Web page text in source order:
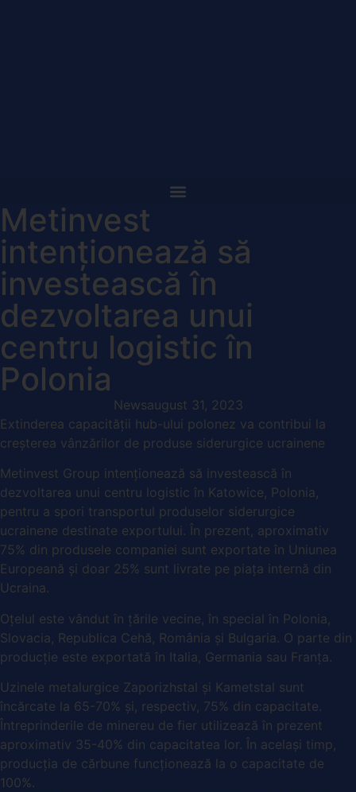
Metinvest
intenționează să
investească în
dezvoltarea unui
centru logistic în
Polonia
Newsaugust 31, 2023
Extinderea capacității hub-ului polonez va contribui la
creșterea vânzărilor de produse siderurgice ucrainene
Metinvest Group intenționează să investească în
dezvoltarea unui centru logistic în Katowice, Polonia,
pentru a spori transportul produselor siderurgice
ucrainene destinate exportului. În prezent, aproximativ
75% din produsele companiei sunt exportate în Uniunea
Europeană și doar 25% sunt livrate pe piața internă din
Ucraina.
Oțelul este vândut în țările vecine, în special în Polonia,
Slovacia, Republica Cehă, România și Bulgaria. O parte din
producție este exportată în Italia, Germania sau Franța.
Uzinele metalurgice Zaporizhstal și Kametstal sunt
încărcate la 65-70% și, respectiv, 75% din capacitate.
Întreprinderile de minereu de fier utilizează în prezent
aproximativ 35-40% din capacitatea lor. În același timp,
producția de cărbune funcționează la o capacitate de
100%.